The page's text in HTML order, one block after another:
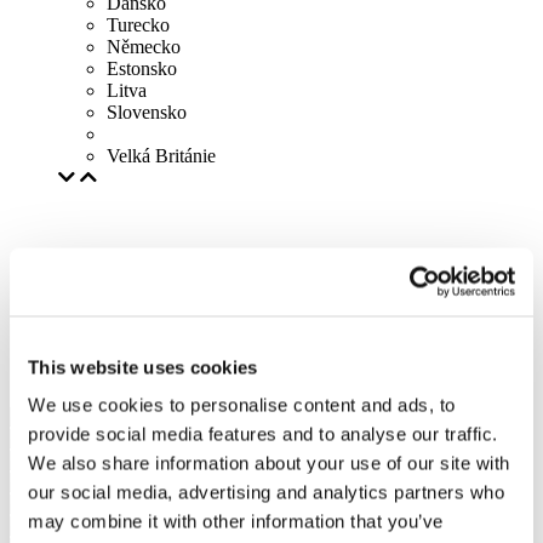
This website uses cookies
We use cookies to personalise content and ads, to
provide social media features and to analyse our traffic.
We also share information about your use of our site with
our social media, advertising and analytics partners who
may combine it with other information that you’ve
Turecko
Německo
Estonsko
Litva
Slovensko
Velká Británie